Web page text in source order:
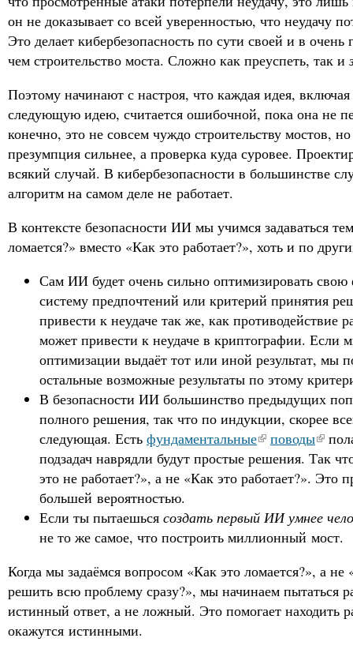
он не доказывает со всей уверенностью, что неудачу
Это делает кибербезопасность по сути своей и в очень
чем строительство моста. Сложно как преуспеть, так и
Поэтому начинают с настроя, что каждая идея,
следующую идею, считается ошибочной, пока она не
конечно, это не совсем чуждо строительству мостов,
презумпция сильнее, а проверка куда суровее.
всякий случай. В кибербезопасности в большинстве
алгоритм на самом деле не работает.
В контексте безопасности ИИ мы учимся задаваться
ломается?» вместо «Как это работает?», хоть и по
Сам ИИ будет очень сильно оптимизировать
систему предпочтений или критерий принятия
привести к неудаче так же, как противодействие
может привести к неудаче в криптографии. Если
оптимизации выдаёт тот или иной результат, мы
остальные возможные результаты по этому
В безопасности ИИ большинство предыдущих
полного решения, так что по индукции, скорее
следующая. Есть фундаментальные поводы
подзадач наврядли будут простые решения. Так
это не работает?», а не «Как это работает?». Это
большей вероятностью.
Если ты пытаешься создать первый ИИ умнее
не то же самое, что построить миллионный мост.
Когда мы задаёмся вопросом «Как это ломается?», а
решить всю проблему сразу?», мы начинаем пытаться
истинный ответ, а не ложный. Это помогает находить
окажутся истинными.